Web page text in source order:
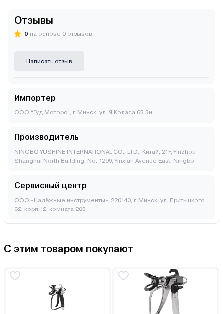
Отзывы
0 на основе 0 отзывов
Написать отзыв
Импортер
ООО “Гуд Моторс”, г. Минск, ул. Я.Коласа 63 3н
Производитель
NINGBO YUSHINE INTERNATIONAL CO., LTD., Китай, 21F, Yinzhou
Shanghui North Building, No. 1299, Yinxian Avenue East, Ningbo
Сервисный центр
ООО «Надёжные инструменты», 220140, г. Минск, ул. Притыцкого
62, корп.12, комната 203
С этим товаром покупают